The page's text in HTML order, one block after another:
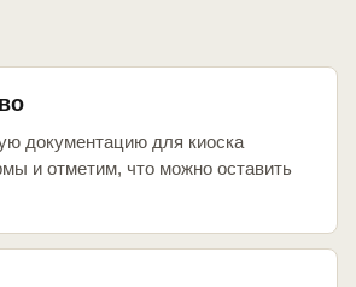
документацию для киоска
и отметим, что можно оставить